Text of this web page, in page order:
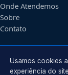
Onde Atendemos
Sobre
Contato
CONTATO
Usamos cookies
experiência do